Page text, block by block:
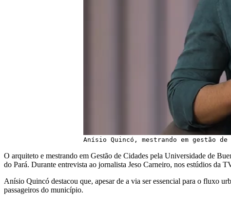
Anísio Quincó, mestrando em gestão
O arquiteto e mestrando em Gestão de Cidades pela Universidade de
do Pará. Durante entrevista ao jornalista Jeso Carneiro, nos estúdios da
Anísio Quincó destacou que, apesar de a via ser essencial para o fluxo
passageiros do município.